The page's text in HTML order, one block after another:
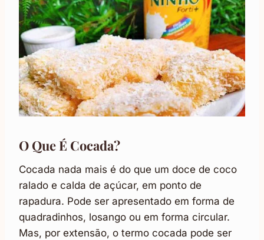
O Que É Cocada?
Cocada nada mais é do que um doce de coco
ralado e calda de açúcar, em ponto de
rapadura. Pode ser apresentado em forma de
quadradinhos, losango ou em forma circular.
Mas, por extensão, o termo cocada pode ser